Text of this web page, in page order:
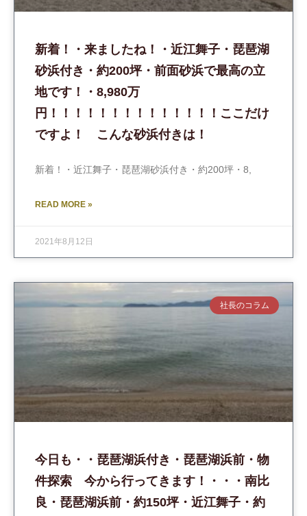
新着！・来ましたね！・近江舞子・琵琶湖
砂浜付き・約200坪・前面砂浜で最高の立
地です！・8,980万
円！！！！！！！！！！！！！！ここだけ
ですよ！ こんな砂浜付きは！
新着！・近江舞子・琵琶湖砂浜付き・約200坪・8,
READ MORE »
2021年8月12日
社長のコラム
今日も・・琵琶湖浜付き・琵琶湖浜前・物
件探索 今から行ってきます！・・・南比
良・琵琶湖浜前・約150坪・近江舞子・約